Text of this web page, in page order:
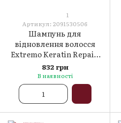
1
Артикул: 2091530506
Шампунь для
відновлення волосся
Extremo Keratin Repair,
500 мл
832 грн
В наявності